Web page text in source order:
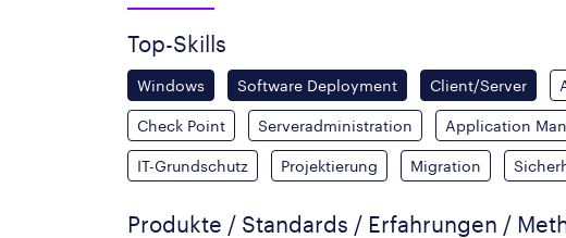
Top-Skills
Windows Software Deployment Client/Server
Check Point Serveradministration Application
IT-Grundschutz Projektierung Migration
Produkte / Standards / Erfahrungen /